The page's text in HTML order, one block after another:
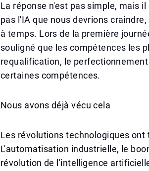
La réponse n'est pas simple, mais
pas l'IA que nous devrions
à temps. Lors de la première
souligné que les compétences les
requalification, le
certaines compétences.
Nous avons déjà vécu cela
Les révolutions technologiques
L'automatisation industrielle, le
révolution de l'intelligence